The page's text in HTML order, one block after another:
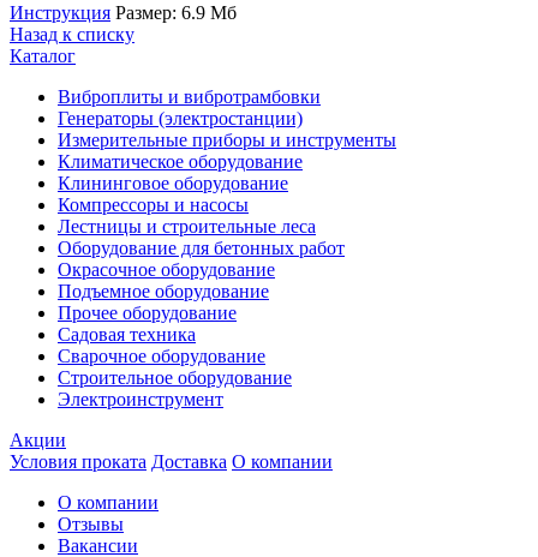
Инструкция Размер: 6.9 Мб
Назад к списку
Каталог
Виброплиты и вибротрамбовки
Генераторы (электростанции)
Измерительные приборы и инструменты
Климатическое оборудование
Клининговое оборудование
Компрессоры и насосы
Лестницы и строительные леса
Оборудование для бетонных работ
Окрасочное оборудование
Подъемное оборудование
Прочее оборудование
Садовая техника
Сварочное оборудование
Строительное оборудование
Электроинструмент
Акции
Условия проката Доставка О компании
О компании
Отзывы
Вакансии